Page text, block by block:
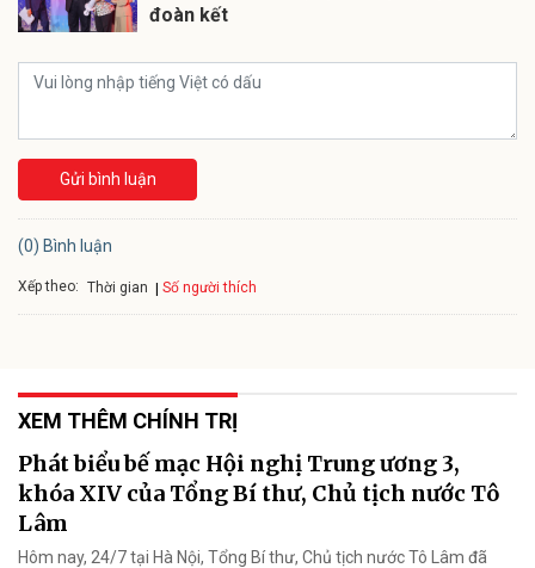
đoàn kết
Gửi bình luận
(0) Bình luận
Xếp theo: Thời gian Số người thích
XEM THÊM CHÍNH TRỊ
Phát biểu bế mạc Hội nghị Trung ương 3,
khóa XIV của Tổng Bí thư, Chủ tịch nước Tô
Lâm
Hôm nay, 24/7 tại Hà Nội, Tổng Bí thư, Chủ tịch nước Tô Lâm đã